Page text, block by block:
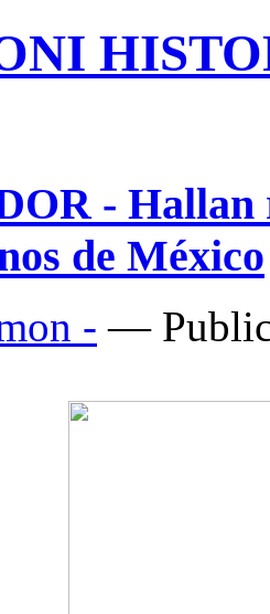
- Hallan
de México
- —